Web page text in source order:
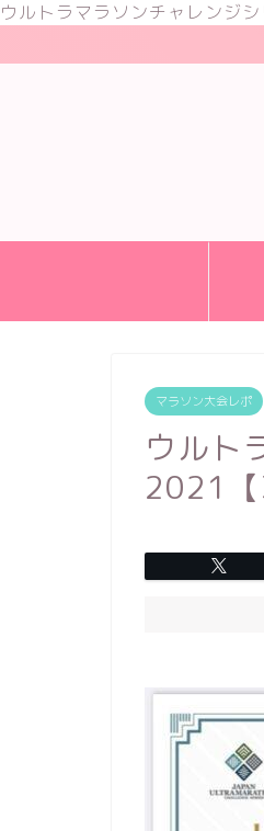
ウルトラマラソンチャレンジ
マラソン大会レポ
ウルト
2021